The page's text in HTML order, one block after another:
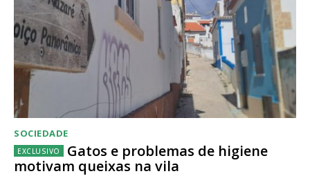
SOCIEDADE
Gatos e problemas de higiene
motivam queixas na vila